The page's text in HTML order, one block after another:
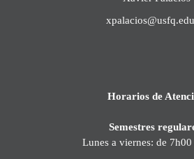
Horarios de
Semestres
Lunes a viernes: de